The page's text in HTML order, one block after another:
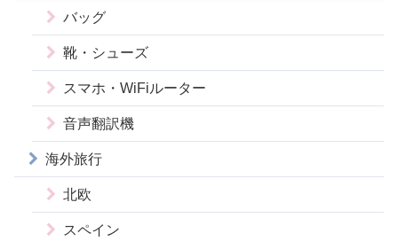
バッグ
靴・シューズ
スマホ・WiFiルーター
音声翻訳機
海外旅行
北欧
スペイン